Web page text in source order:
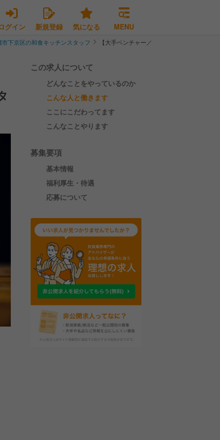
グイン 新規登録 気になる MENU
市下京区の和食キッチンスタッフ 【大手ベンチャー／未経験歓迎／経験者優
この求人について
どんなことをやっているのか
こんな人と働きます
ここにこだわってます
こんなことやります
募集要項
基本情報
福利厚生・待遇
応募について